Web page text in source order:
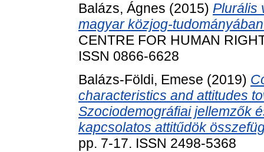
Balázs, Ágnes (2015) Plurális
magyar közjog-
CENTRE FOR HUMAN
ISSN 0866-6628
Balázs-Földi, Emese (2019)
characteristics and attitudes
Szociodemográfiai jellemzők
kapcsolatos attitűdök
pp. 7-17. ISSN 2498-5368